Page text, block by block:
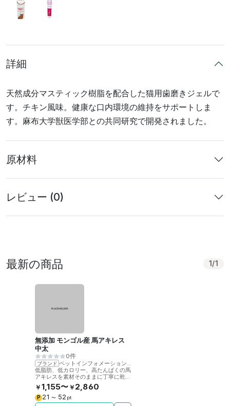
詳細
天然成分マスティック樹脂を配合した猫用歯磨きジェルで
す。チキン風味。健康な口内環境の維持をサポートしま
す。麻布大学獣医学部との共同研究で開発されました。
原材料
レビュー (0)
最新の商品 1 /1
無添加 モンゴル産 馬アキレス
中太
0件
ブランド
低脂肪、低カロリー、高たんぱくの馬
アキレスを素材そのままに丁寧に乾燥
させました。噛むことで歯の健康をサ
ポート。
￥ 1,155〜 ￥ 2,860
P 21 〜 52 pt